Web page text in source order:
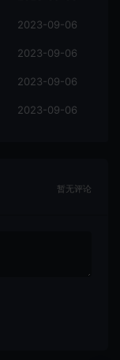
2023-09-06
2023-09-06
2023-09-06
2023-09-06
暂无评论